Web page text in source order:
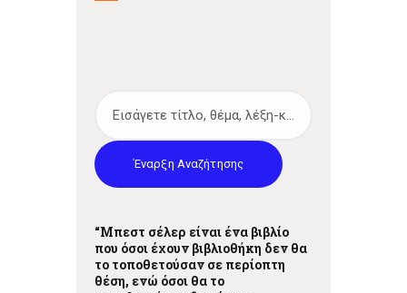
Έναρξη Αναζήτησης
“Μπεστ σέλερ είναι ένα βιβλίο
που όσοι έχουν βιβλιοθήκη δεν θα
το τοποθετούσαν σε περίοπτη
θέση, ενώ όσοι θα το